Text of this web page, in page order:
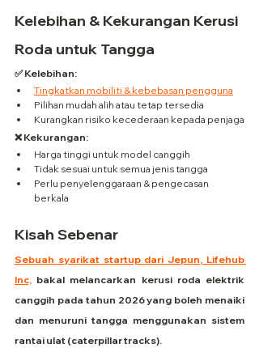
Kelebihan & Kekurangan Kerusi
Roda untuk Tangga
✅ Kelebihan:
Tingkatkan mobiliti & kebebasan pengguna
Pilihan mudah alih atau tetap tersedia
Kurangkan risiko kecederaan kepada penjaga
❌ Kekurangan:
Harga tinggi untuk model canggih
Tidak sesuai untuk semua jenis tangga
Perlu penyelenggaraan & pengecasan
berkala
Kisah Sebenar
Sebuah syarikat startup dari Jepun, Lifehub
Inc, bakal melancarkan kerusi roda elektrik
canggih pada tahun 2026 yang boleh menaiki
dan menuruni tangga menggunakan sistem
rantai ulat (caterpillar tracks).